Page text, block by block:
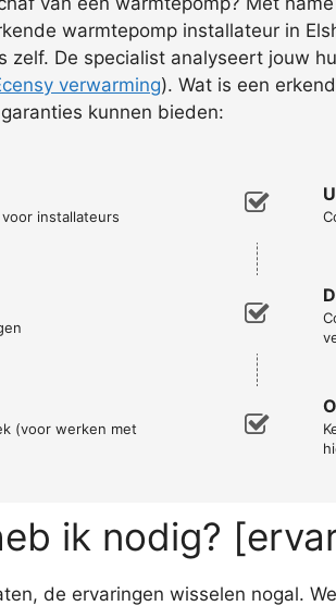
warmtepomp installateur in
De specialist analyseert jouw
verwarming). Wat is een
kunnen bieden:
installateurs
(voor werken met
ik nodig?
de ervaringen wisselen nogal.